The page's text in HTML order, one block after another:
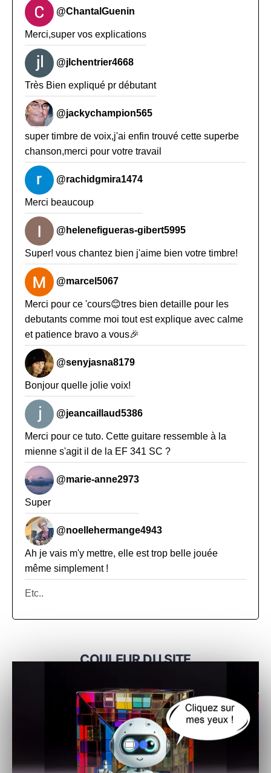
@ChantalGuenin
Merci,super vos explications
@jlchentrier4668
Très Bien expliqué pr débutant
@jackychampion565
super timbre de voix,j'ai enfin trouvé cette superbe
chanson,merci pour votre travail
@rachidgmira1474
Merci beaucoup
@helenefigueras-gibert5995
Super! vous chantez bien j'aime bien votre timbre!
@marcel5067
Merci pour ce 'cours😊tres bien detaille pour les
debutants comme moi tout est explique avec calme
et patience bravo a vous🎉
@senyjasna8179
Bonjour quelle jolie voix!
@jeancaillaud5386
Merci pour ce tuto. Cette guitare ressemble à la
mienne s'agit il de la EF 341 SC ?
@marie-anne2973
Super
@noellehermange4943
Ah je vais m'y mettre, elle est trop belle jouée
même simplement !
Etc..
COULEUR DU SITE